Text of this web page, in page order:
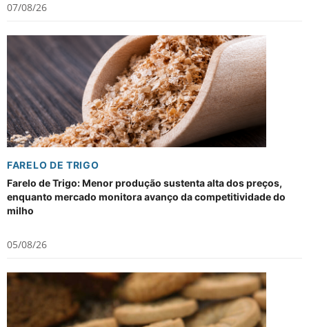
07/08/26
FARELO DE TRIGO
Farelo de Trigo: Menor produção sustenta alta dos preços,
enquanto mercado monitora avanço da competitividade do
milho
05/08/26